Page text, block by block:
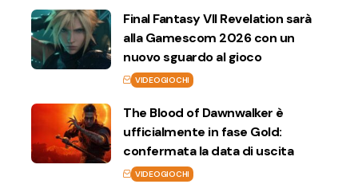
Final Fantasy VII Revelation sarà
alla Gamescom 2026 con un
nuovo sguardo al gioco
VIDEOGIOCHI
The Blood of Dawnwalker è
ufficialmente in fase Gold:
confermata la data di uscita
VIDEOGIOCHI